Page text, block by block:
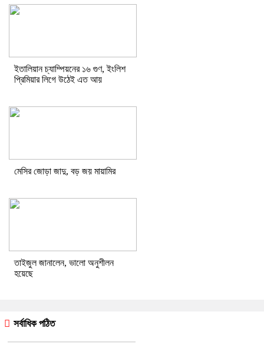
ইতালিয়ান চ্যাম্পিয়নের ১৬ গুণ, ইংলিশ
প্রিমিয়ার লিগে উঠেই এত আয়
মেসির জোড়া জাদু, বড় জয় মায়ামির
তাইজুল জানালেন, ভালো অনুশীলন
হয়েছে
সর্বাধিক পঠিত